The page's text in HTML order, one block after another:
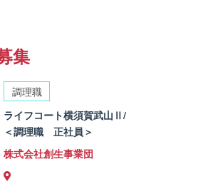
集
調理職
ライフコート横須賀武山Ⅱ/
＜調理職 正社員＞
株式会社創生事業団